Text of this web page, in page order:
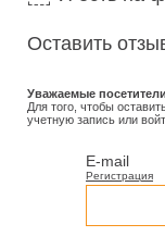
Оставить
Уважаемые
Для того, чтобы
учетную запись или
E-mail
Регистрация